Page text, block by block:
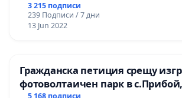
3 215 подписи
239 Подписи / 7 дни
13 Jun 2022
Гражданска петиция срещу
фотоволтаичен парк в
5 168 подписи